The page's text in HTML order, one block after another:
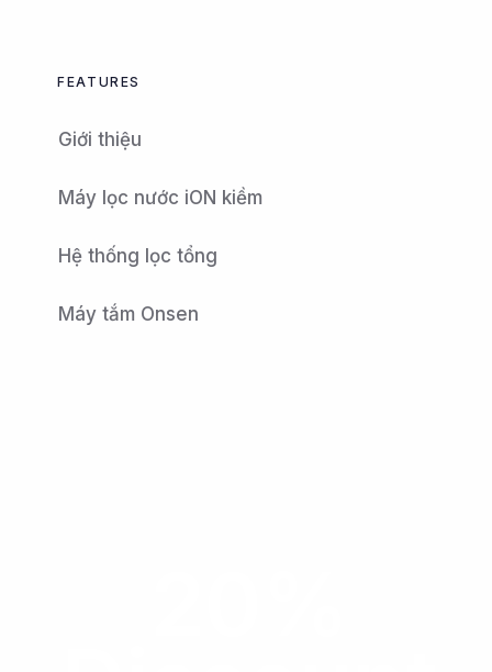
FEATURES
Giới thiệu
Máy lọc nước iON kiềm
Hệ thống lọc tổng
Máy tắm Onsen